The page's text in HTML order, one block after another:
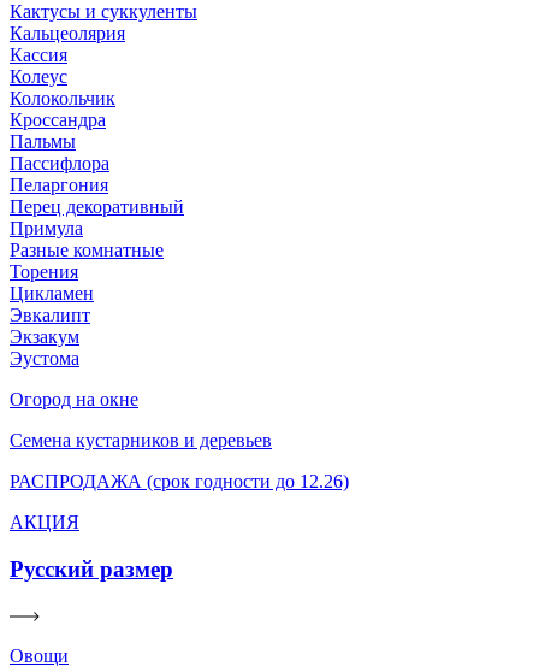
Кактусы и суккуленты
Кальцеолярия
Кассия
Колеус
Колокольчик
Кроссандра
Пальмы
Пассифлора
Пеларгония
Перец декоративный
Примула
Разные комнатные
Торения
Цикламен
Эвкалипт
Экзакум
Эустома
Огород на окне
Семена кустарников и деревьев
РАСПРОДАЖА (срок годности до 12.26)
АКЦИЯ
Русский размер
Овощи